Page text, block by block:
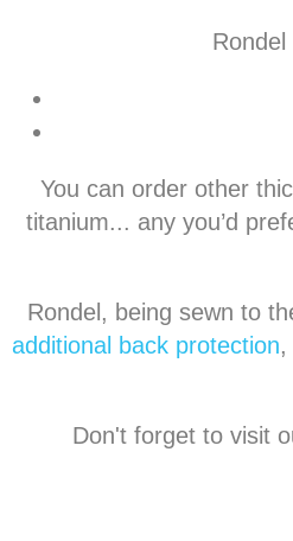
You can order other
titanium... any you’d
Rondel, being sewn to
additional back protection
Don't forget to visit